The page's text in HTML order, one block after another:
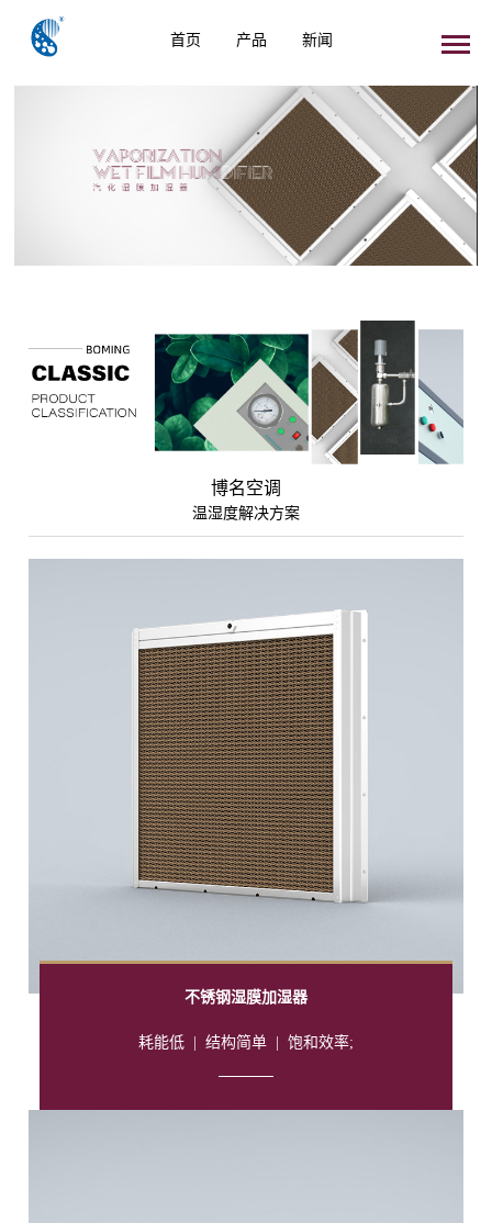
首页 产品 新闻
博名空调
温湿度解决方案
不锈钢湿膜加湿器
耗能低| 结构简单| 饱和效率;